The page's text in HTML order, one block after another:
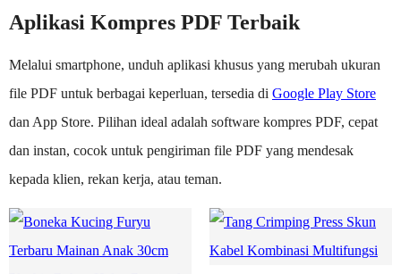
Aplikasi Kompres PDF Terbaik
Melalui smartphone, unduh aplikasi khusus yang merubah ukuran
file PDF untuk berbagai keperluan, tersedia di Google Play Store
dan App Store. Pilihan ideal adalah software kompres PDF, cepat
dan instan, cocok untuk pengiriman file PDF yang mendesak
kepada klien, rekan kerja, atau teman.